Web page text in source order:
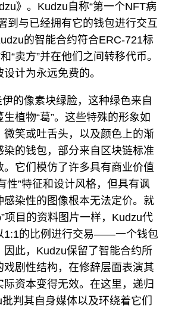
》。Kudzu自称“第一个NFT病
到与已经拥有它的钱包进行交互
的智能合约符合ERC-721标
“卖方”并在他们之间转移代币。
计为永远免费的。
的像素块绿脸，这种绿色来自
植物“葛”。这些特殊的形象如
微笑或吐舌头，以及颜色上的渐
染的钱包，部分来自区块链标准
。它们模仿了许多具有商业价值
性”特征和设计风格，但具有讽
感染性的图像根本无法定价。就
项目的资料图片一样，Kudzu代
1:1的比例进行交易——一个钱包
因此，Kudzu保留了智能合约所
戏剧性结构，在修辞层面表演其
资本变得无效。在这里，递归
判其自身媒体以及环绕着它们